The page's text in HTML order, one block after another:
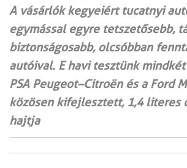
A vásárlók kegyeiért tucatnyi
egymással egyre tetszetősebb,
biztonságosabb, olcsóbban
autóival. E havi tesztünk
PSA Peugeot–Citroën és a Ford
közösen kifejlesztett, 1,4 literes
hajtja